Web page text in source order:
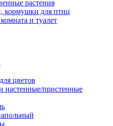
растения
кормушки для птиц
и туалет
цветов
настенные/пристенные